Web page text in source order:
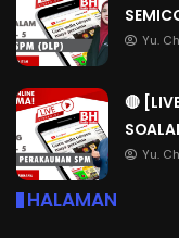
Yu.
🔴
Yu.
HALAMAN